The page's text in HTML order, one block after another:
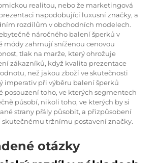
realitou, nebo že marketingová
napodobující luxusní značky, a
rozdílům v obchodních modelech.
náročného balení šperků v
módy zahrnují sníženou cenovou
tlak na marže, který ohrožuje
zákazníků, když kvalita prezentace
než jakou zboží ve skutečnosti
imperativ při výběru balení šperků
posouzení toho, ve kterých segmentech
působí, nikoli toho, ve kterých by si
strany přály působit, a přizpůsobení
skutečnému tržnímu postavení značky.
otázky